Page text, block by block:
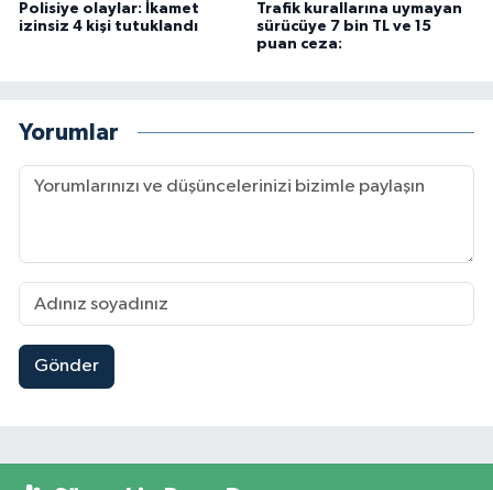
Polisiye olaylar: İkamet
izinsiz 4 kişi tutuklandı
Trafik kurallarına uymayan
sürücüye 7 bin TL ve 15
puan ceza:
Yorumlar
Gönder